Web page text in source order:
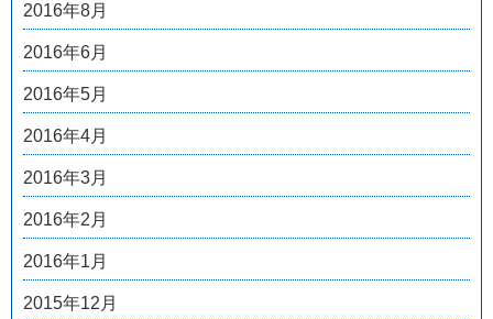
2016年8月
2016年6月
2016年5月
2016年4月
2016年3月
2016年2月
2016年1月
2015年12月